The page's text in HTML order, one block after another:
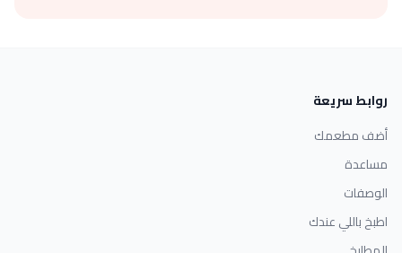
روابط سريعة
أضف مطعمك
مساعدة
الوصفات
اطبخ باللي عندك